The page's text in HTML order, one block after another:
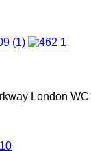
London